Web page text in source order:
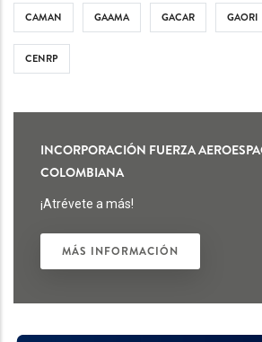
CAMAN GAAMA GACAR GAORI
CENRP
INCORPORACIÓN FUERZA
COLOMBIANA
¡Atrévete a más!
MÁS INFORMACIÓN